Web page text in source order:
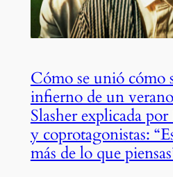
Cómo se unió cómo
infierno de un
Slasher explicada
y coprotagonistas:
más de lo que